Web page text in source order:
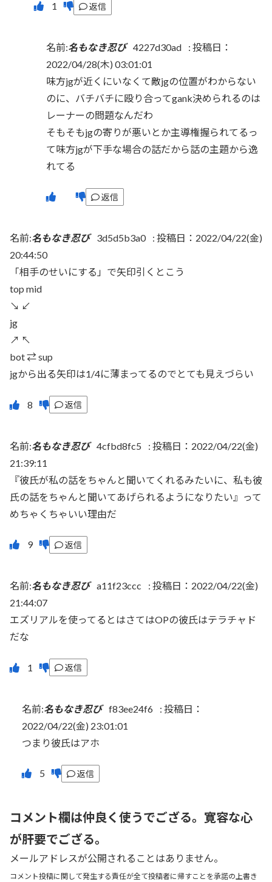
返信
名前:名もなき忍び 4227d30ad : 投稿日：
2022/04/28(木) 03:01:01
味方jgが近くにいなくて敵jgの位置がわからない
のに、バチバチに殴り合ってgank決められるのは
レーナーの問題なんだわ
そもそもjgの寄りが悪いとか主導権握られてるっ
て味方jgが下手な場合の話だから話の主題から逸
れてる
返信
名前:名もなき忍び 3d5d5b3a0 : 投稿日：2022/04/22(金)
20:44:50
「相手のせいにする」で矢印引くとこう
top mid
↘︎ ↙︎
jg
↗︎ ↖︎
bot ⇄ sup
jgから出る矢印は1/4に薄まってるのでとても見えづらい
返信
名前:名もなき忍び 4cfbd8fc5 : 投稿日：2022/04/22(金)
21:39:11
『彼氏が私の話をちゃんと聞いてくれるみたいに、私も彼
氏の話をちゃんと聞いてあげられるようになりたい』って
めちゃくちゃいい理由だ
返信
名前:名もなき忍び a11f23ccc : 投稿日：2022/04/22(金)
21:44:07
エズリアルを使ってるとはさてはOPの彼氏はテラチャド
だな
返信
名前:名もなき忍び f83ee24f6 : 投稿日：
2022/04/22(金) 23:01:01
つまり彼氏はアホ
返信
コメント欄は仲良く使うでござる。寛容な心
が肝要でござる。
メールアドレスが公開されることはありません。
コメント投稿に関して発生する責任が全て投稿者に帰すことを承諾の上書き